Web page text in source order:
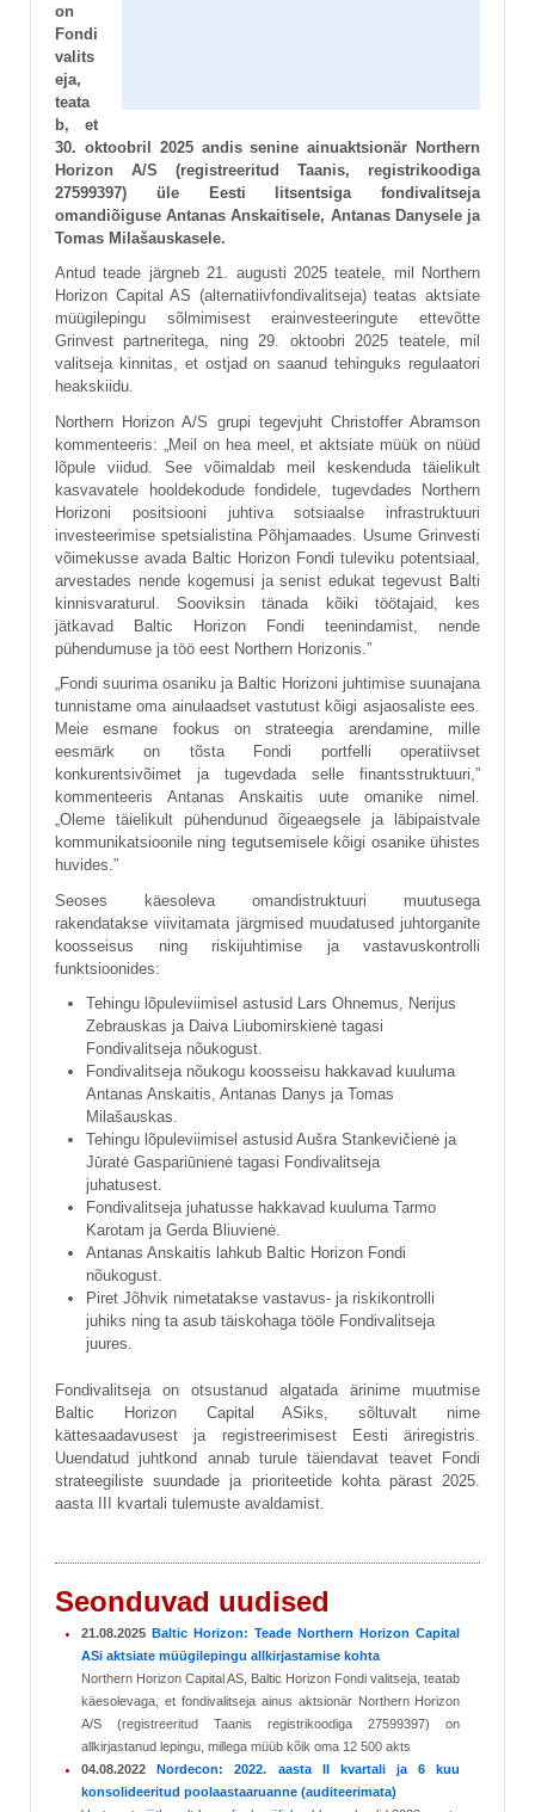
on
Fondi
valits
eja,
teata
b, et
30. oktoobril 2025 andis senine ainuaktsionär Northern
Horizon A/S (registreeritud Taanis, registrikoodiga
27599397) üle Eesti litsentsiga fondivalitseja
omandiõiguse Antanas Anskaitisele, Antanas Danysele ja
Tomas Milašauskasele.
Antud teade järgneb 21. augusti 2025 teatele, mil Northern
Horizon Capital AS (alternatiivfondivalitseja) teatas aktsiate
müügilepingu sõlmimisest erainvesteeringute ettevõtte
Grinvest partneritega, ning 29. oktoobri 2025 teatele, mil
valitseja kinnitas, et ostjad on saanud tehinguks regulaatori
heakskiidu.
Northern Horizon A/S grupi tegevjuht Christoffer Abramson
kommenteeris: „Meil on hea meel, et aktsiate müük on nüüd
lõpule viidud. See võimaldab meil keskenduda täielikult
kasvavatele hooldekodude fondidele, tugevdades Northern
Horizoni positsiooni juhtiva sotsiaalse infrastruktuuri
investeerimise spetsialistina Põhjamaades. Usume Grinvesti
võimekusse avada Baltic Horizon Fondi tuleviku potentsiaal,
arvestades nende kogemusi ja senist edukat tegevust Balti
kinnisvaraturul. Sooviksin tänada kõiki töötajaid, kes
jätkavad Baltic Horizon Fondi teenindamist, nende
pühendumuse ja töö eest Northern Horizonis.”
„Fondi suurima osaniku ja Baltic Horizoni juhtimise suunajana
tunnistame oma ainulaadset vastutust kõigi asjaosaliste ees.
Meie esmane fookus on strateegia arendamine, mille
eesmärk on tõsta Fondi portfelli operatiivset
konkurentsivõimet ja tugevdada selle finantsstruktuuri,”
kommenteeris Antanas Anskaitis uute omanike nimel.
„Oleme täielikult pühendunud õigeaegsele ja läbipaistvale
kommunikatsioonile ning tegutsemisele kõigi osanike ühistes
huvides.”
Seoses käesoleva omandistruktuuri muutusega
rakendatakse viivitamata järgmised muudatused juhtorganite
koosseisus ning riskijuhtimise ja vastavuskontrolli
funktsioonides:
Tehingu lõpuleviimisel astusid Lars Ohnemus, Nerijus
Zebrauskas ja Daiva Liubomirskienė tagasi
Fondivalitseja nõukogust.
Fondivalitseja nõukogu koosseisu hakkavad kuuluma
Antanas Anskaitis, Antanas Danys ja Tomas
Milašauskas.
Tehingu lõpuleviimisel astusid Aušra Stankevičienė ja
Jūratė Gaspariūnienė tagasi Fondivalitseja
juhatusest.
Fondivalitseja juhatusse hakkavad kuuluma Tarmo
Karotam ja Gerda Bliuvienė.
Antanas Anskaitis lahkub Baltic Horizon Fondi
nõukogust.
Piret Jõhvik nimetatakse vastavus- ja riskikontrolli
juhiks ning ta asub täiskohaga tööle Fondivalitseja
juures.
Fondivalitseja on otsustanud algatada ärinime muutmise
Baltic Horizon Capital ASiks, sõltuvalt nime
kättesaadavusest ja registreerimisest Eesti äriregistris.
Uuendatud juhtkond annab turule täiendavat teavet Fondi
strateegiliste suundade ja prioriteetide kohta pärast 2025.
aasta III kvartali tulemuste avaldamist.
Seonduvad uudised
21.08.2025 Baltic Horizon: Teade Northern Horizon Capital
ASi aktsiate müügilepingu allkirjastamise kohta
Northern Horizon Capital AS, Baltic Horizon Fondi valitseja, teatab
käesolevaga, et fondivalitseja ainus aktsionär Northern Horizon
A/S (registreeritud Taanis registrikoodiga 27599397) on
allkirjastanud lepingu, millega müüb kõik oma 12 500 akts
04.08.2022
Nordecon: 2022. aasta II kvartali ja 6 kuu
konsolideeritud poolaastaaruanne (auditeerimata)